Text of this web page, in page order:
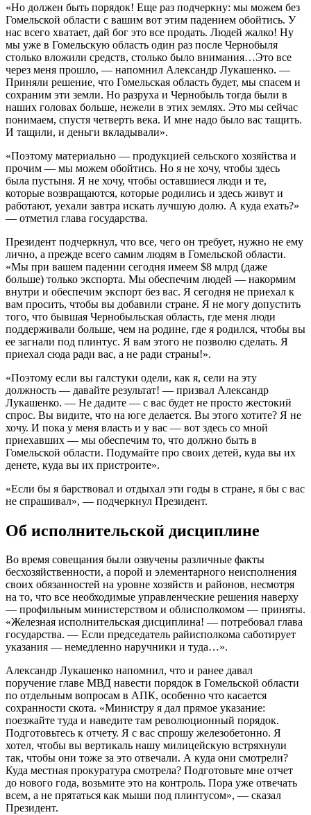
«Но должен быть порядок! Еще раз подчеркну: мы можем без
Гомельской области с вашим вот этим падением обойтись. У
нас всего хватает, дай бог это все продать. Людей жалко! Ну
мы уже в Гомельскую область один раз после Чернобыля
столько вложили средств, столько было внимания…Это все
через меня прошло, — напомнил Александр Лукашенко. —
Приняли решение, что Гомельская область будет, мы спасем и
сохраним эти земли. Но разруха и Чернобыль тогда были в
наших головах больше, нежели в этих землях. Это мы сейчас
понимаем, спустя четверть века. И мне надо было вас тащить.
И тащили, и деньги вкладывали».
«Поэтому материально — продукцией сельского хозяйства и
прочим — мы можем обойтись. Но я не хочу, чтобы здесь
была пустыня. Я не хочу, чтобы оставшиеся люди и те,
которые возвращаются, которые родились и здесь живут и
работают, уехали завтра искать лучшую долю. А куда ехать?»
— отметил глава государства.
Президент подчеркнул, что все, чего он требует, нужно не ему
лично, а прежде всего самим людям в Гомельской области.
«Мы при вашем падении сегодня имеем $8 млрд (даже
больше) только экспорта. Мы обеспечим людей — накормим
внутри и обеспечим экспорт без вас. Я сегодня не приехал к
вам просить, чтобы вы добавили стране. Я не могу допустить
того, что бывшая Чернобыльская область, где меня люди
поддерживали больше, чем на родине, где я родился, чтобы вы
ее загнали под плинтус. Я вам этого не позволю сделать. Я
приехал сюда ради вас, а не ради страны!».
«Поэтому если вы галстуки одели, как я, сели на эту
должность — давайте результат! — призвал Александр
Лукашенко. — Не дадите — с вас будет не просто жестокий
спрос. Вы видите, что на юге делается. Вы этого хотите? Я не
хочу. И пока у меня власть и у вас — вот здесь со мной
приехавших — мы обеспечим то, что должно быть в
Гомельской области. Подумайте про своих детей, куда вы их
денете, куда вы их пристроите».
«Если бы я барствовал и отдыхал эти годы в стране, я бы с вас
не спрашивал», — подчеркнул Президент.
Об исполнительской дисциплине
Во время совещания были озвучены различные факты
бесхозяйственности, а порой и элементарного неисполнения
своих обязанностей на уровне хозяйств и районов, несмотря
на то, что все необходимые управленческие решения наверху
— профильным министерством и облисполкомом — приняты.
«Железная исполнительская дисциплина! — потребовал глава
государства. — Если председатель райисполкома саботирует
указания — немедленно наручники и туда…».
Александр Лукашенко напомнил, что и ранее давал
поручение главе МВД навести порядок в Гомельской области
по отдельным вопросам в АПК, особенно что касается
сохранности скота. «Министру я дал прямое указание:
поезжайте туда и наведите там революционный порядок.
Подготовьтесь к отчету. Я с вас спрошу железобетонно. Я
хотел, чтобы вы вертикаль нашу милицейскую встряхнули
так, чтобы они тоже за это отвечали. А куда они смотрели?
Куда местная прокуратура смотрела? Подготовьте мне отчет
до нового года, возьмите это на контроль. Пора уже отвечать
всем, а не прятаться как мыши под плинтусом», — сказал
Президент.